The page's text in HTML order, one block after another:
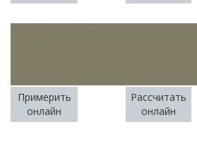
Примерить
онлайн
Рассчитать
онлайн